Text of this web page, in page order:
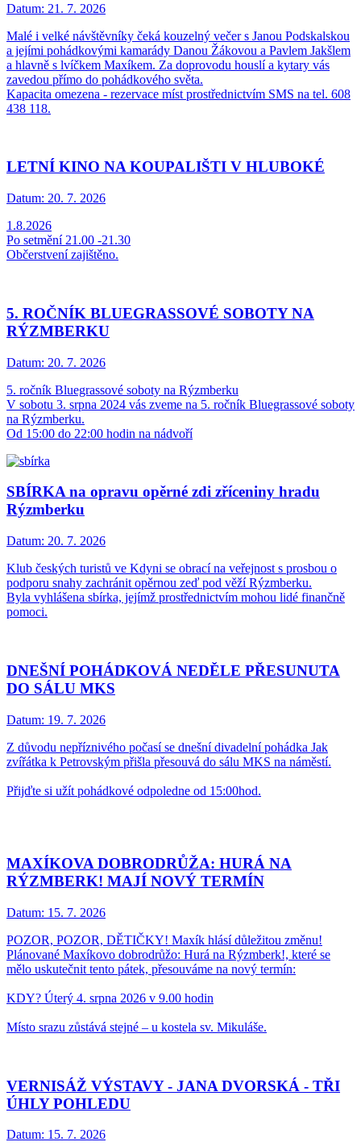
Datum: 21. 7. 2026
Malé i velké návštěvníky čeká kouzelný večer s Janou Podskalskou
a jejími pohádkovými kamarády Danou Žákovou a Pavlem Jakšlem
a hlavně s lvíčkem Maxíkem. Za doprovodu houslí a kytary vás
zavedou přímo do pohádkového světa.
Kapacita omezena - rezervace míst prostřednictvím SMS na tel. 608
438 118.
LETNÍ KINO NA KOUPALIŠTI V HLUBOKÉ
Datum: 20. 7. 2026
1.8.2026
Po setmění 21.00 -21.30
Občerstvení zajištěno.
5. ROČNÍK BLUEGRASSOVÉ SOBOTY NA
RÝZMBERKU
Datum: 20. 7. 2026
5. ročník Bluegrassové soboty na Rýzmberku
V sobotu 3. srpna 2024 vás zveme na 5. ročník Bluegrassové soboty
na Rýzmberku.
Od 15:00 do 22:00 hodin na nádvoří
SBÍRKA na opravu opěrné zdi zříceniny hradu
Rýzmberku
Datum: 20. 7. 2026
Klub českých turistů ve Kdyni se obrací na veřejnost s prosbou o
podporu snahy zachránit opěrnou zeď pod věží Rýzmberku.
Byla vyhlášena sbírka, jejímž prostřednictvím mohou lidé finančně
pomoci.
DNEŠNÍ POHÁDKOVÁ NEDĚLE PŘESUNUTA
DO SÁLU MKS
Datum: 19. 7. 2026
Z důvodu nepříznivého počasí se dnešní divadelní pohádka Jak
zvířátka k Petrovským přišla přesouvá do sálu MKS na náměstí.
Přijďte si užít pohádkové odpoledne od 15:00hod.
MAXÍKOVA DOBRODRŮŽA: HURÁ NA
RÝZMBERK! MAJÍ NOVÝ TERMÍN
Datum: 15. 7. 2026
POZOR, POZOR, DĚTIČKY! Maxík hlásí důležitou změnu!
Plánované Maxíkovo dobrodrůžo: Hurá na Rýzmberk!, které se
mělo uskutečnit tento pátek, přesouváme na nový termín:
KDY? Úterý 4. srpna 2026 v 9.00 hodin
Místo srazu zůstává stejné – u kostela sv. Mikuláše.
VERNISÁŽ VÝSTAVY - JANA DVORSKÁ - TŘI
ÚHLY POHLEDU
Datum: 15. 7. 2026